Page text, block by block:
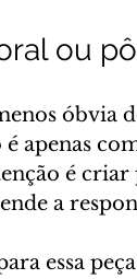
ou
óbvia
é apenas
é
a
essa